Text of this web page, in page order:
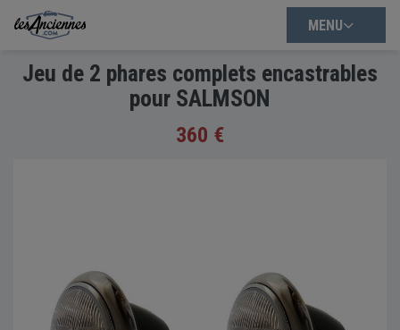
MENU
Jeu de 2 phares complets encastrables
pour SALMSON
360 €